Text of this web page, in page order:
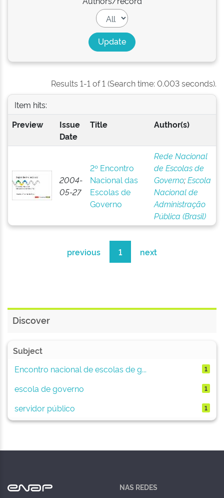
Results 1-1 of 1 (Search time: 0.003 seconds).
Item hits:
Preview
Issue
Date
Title Author(s)
2004-
05-27
2º Encontro
Nacional das
Escolas de
Governo
Rede Nacional
de Escolas de
Governo;Escola
Nacional de
Administração
Pública (Brasil)
previous 1 next
Discover
Subject
Encontro nacional de escolas de g...
1
escola de governo 1
servidor público 1
NAS REDES